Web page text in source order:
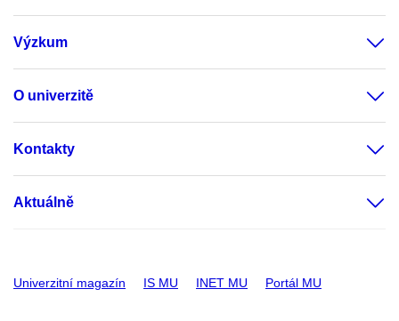
Výzkum
O univerzitě
Kontakty
Aktuálně
Univerzitní magazín IS MU INET MU Portál MU